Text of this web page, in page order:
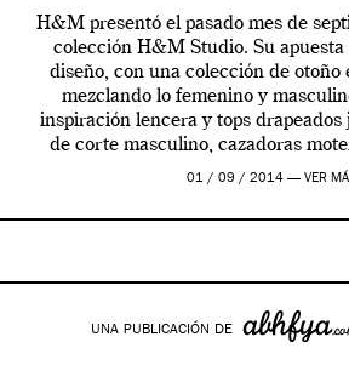
H&M presentó el pasado mes de
colección H&M Studio. Su
diseño, con una colección de otoño
mezclando lo femenino y
inspiración lencera y tops drapeados
de corte masculino, cazadoras
frente de la […]
01 / 09 / 2014 — VER
UNA PUBLICACIÓN DE